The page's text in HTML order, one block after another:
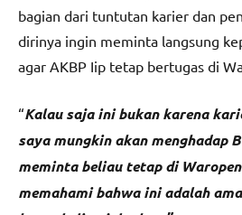
bagian dari tuntutan karier dan
dirinya ingin meminta langsung
agar AKBP Iip tetap bertugas di
“Kalau saja ini bukan karena
saya mungkin akan menghadap
meminta beliau tetap di
memahami bahwa ini adalah